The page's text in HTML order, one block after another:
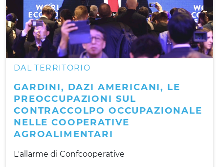
DAL TERRITORIO
GARDINI, DAZI AMERICANI, LE
PREOCCUPAZIONI SUL
CONTRACCOLPO OCCUPAZIONALE
NELLE COOPERATIVE
AGROALIMENTARI
L'allarme di Confcooperative